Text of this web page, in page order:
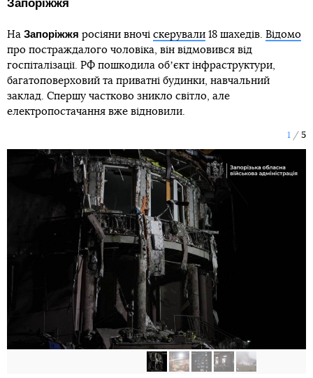
Запоріжжя
На Запоріжжя росіяни вночі скерували 18 шахедів. Відомо
про постраждалого чоловіка, він відмовився від
госпіталізації. РФ пошкодила обʼєкт інфраструктури,
багатоповерховий та приватні будинки, навчальний
заклад. Спершу частково зникло світло, але
електропостачання вже відновили.
1 5